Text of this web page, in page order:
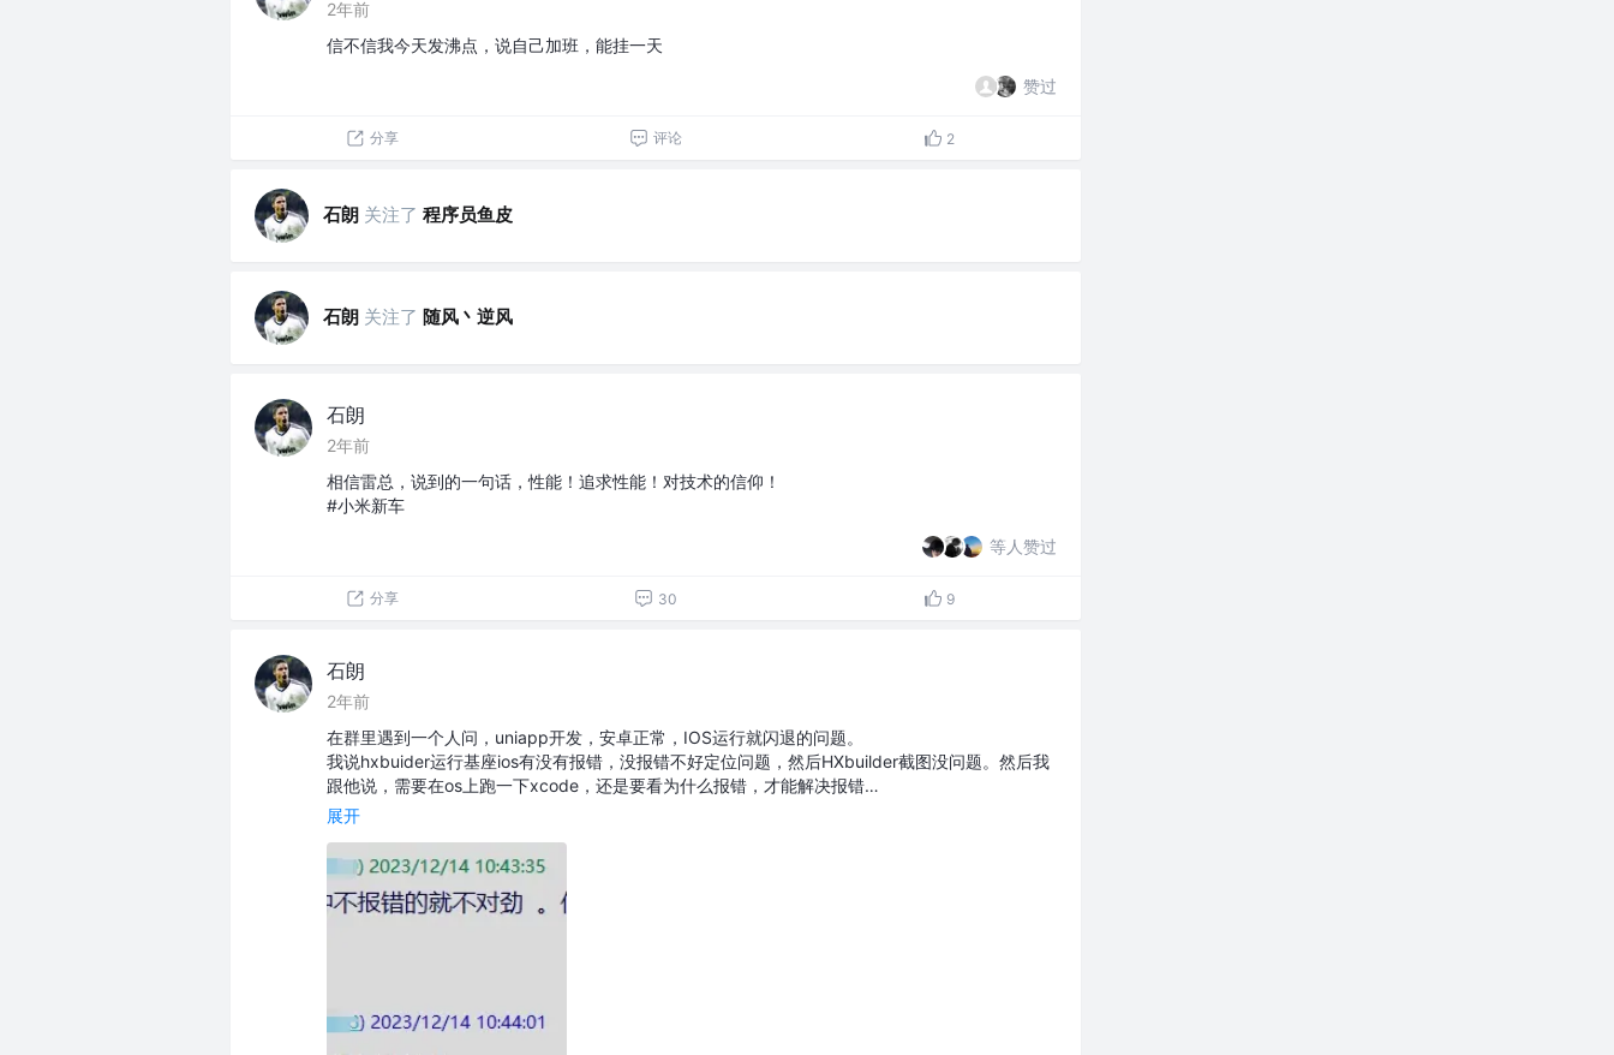
2年前
信不信我今天发沸点，说自己加班，能挂一天
赞过
分享 评论 2
石朗 关注了 程序员鱼皮
石朗 关注了 随风丶逆风
石朗
2年前
相信雷总，说到的一句话，性能！追求性能！对技术的信仰！
#小米新车
等人赞过
分享 30 9
石朗
2年前
在群里遇到一个人问，uniapp开发，安卓正常，IOS运行就闪退的问题。
我说hxbuider运行基座ios有没有报错，没报错不好定位问题，然后HXbuilder截图没问题。然后我
跟他说，需要在os上跑一下xcode，还是要看为什么报错，才能解决报错…
展开